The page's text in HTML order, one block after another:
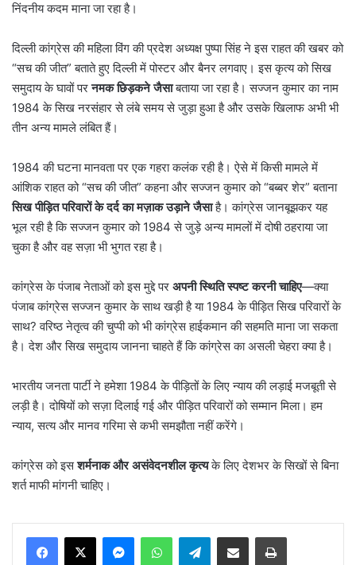
निंदनीय कदम माना जा रहा है।
दिल्ली कांग्रेस की महिला विंग की प्रदेश अध्यक्ष पुष्पा सिंह ने इस राहत की खबर को
“सच की जीत” बताते हुए दिल्ली में पोस्टर और बैनर लगवाए। इस कृत्य को सिख
समुदाय के घावों परनमक छिड़कने जैसाबताया जा रहा है। सज्जन कुमार का नाम
1984 के सिख नरसंहार से लंबे समय से जुड़ा हुआ है और उसके खिलाफ अभी भी
तीन अन्य मामले लंबित हैं।
1984 की घटना मानवता पर एक गहरा कलंक रही है। ऐसे में किसी मामले में
आंशिक राहत को “सच की जीत” कहना और सज्जन कुमार को “बब्बर शेर” बताना
सिख पीड़ित परिवारों के दर्द का मज़ाक उड़ाने जैसाहै। कांग्रेस जानबूझकर यह
भूल रही है कि सज्जन कुमार को 1984 से जुड़े अन्य मामलों में दोषी ठहराया जा
चुका है और वह सज़ा भी भुगत रहा है।
कांग्रेस के पंजाब नेताओं को इस मुद्दे पर अपनी स्थिति स्पष्ट करनी चाहिए—क्या
पंजाब कांग्रेस सज्जन कुमार के साथ खड़ी है या 1984 के पीड़ित सिख परिवारों के
साथ? वरिष्ठ नेतृत्व की चुप्पी को भी कांग्रेस हाईकमान की सहमति माना जा सकता
है। देश और सिख समुदाय जानना चाहते हैं कि कांग्रेस का असली चेहरा क्या है।
भारतीय जनता पार्टी ने हमेशा 1984 के पीड़ितों के लिए न्याय की लड़ाई मजबूती से
लड़ी है। दोषियों को सज़ा दिलाई गई और पीड़ित परिवारों को सम्मान मिला। हम
न्याय, सत्य और मानव गरिमा से कभी समझौता नहीं करेंगे।
कांग्रेस को इसशर्मनाक और असंवेदनशील कृत्यके लिए देशभर के सिखों से बिना
शर्त माफी मांगनी चाहिए।
MessengerWhatsAppTelegramShare via Email Print